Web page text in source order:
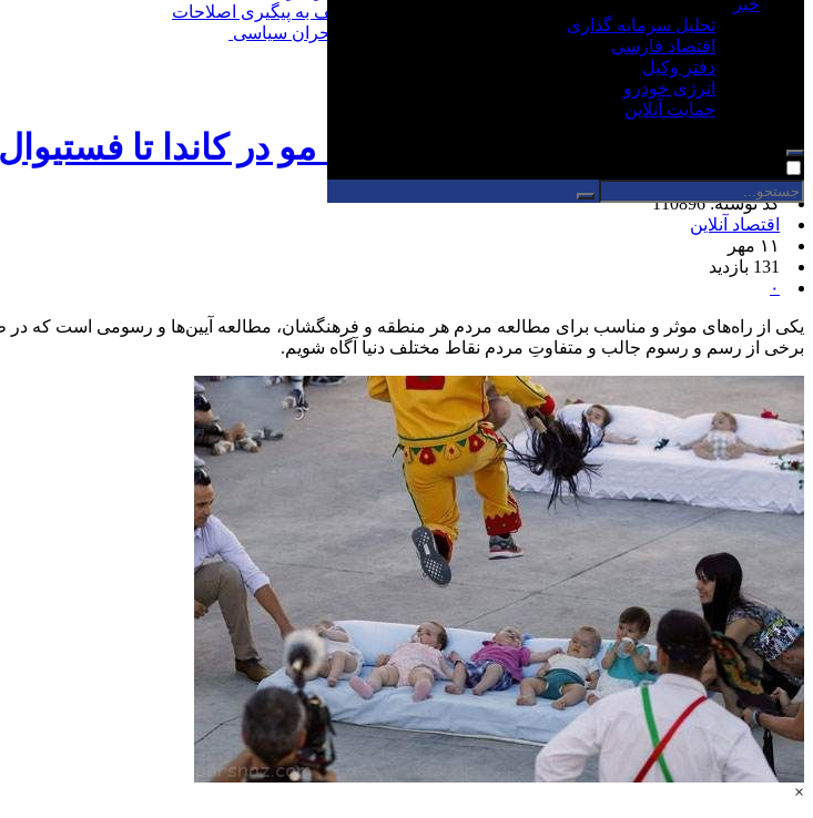
خبر
تحلیل سرمایه گذاری
اقتصاد فارسی
دفتر وکیل
انرژی خودرو
حمایت آنلاین
ساختمان تجاری ناایمن در شهریار پلمب شد/شهرداری مکلف به پیگیری اصلاحات
علی الزیدی کیست؟ نخست وزیر اقتصادی برای خروج از بحران سیاسی
جهش قیمت نفت برنت به ۱۱۰.۱ دلار
صفحه نخست/اقتصاد حمل و نقل و گردشگری
رسم های عجیب در دنیا؛ از انجماد مو در کاندا تا
کد نوشته: 110896
اقتصاد آنلاین
۱۱ مهر
131 بازدید
۰
یکی از راه‌های موثر و مناسب برای مطالعه مردم هر منطقه و فرهنگشان، مطالعه آیین‌ها و رسومی است که
برخی از رسم و رسوم جالب و متفاوتِ مردم نقاط مختلف دنیا آگاه شویم.
×